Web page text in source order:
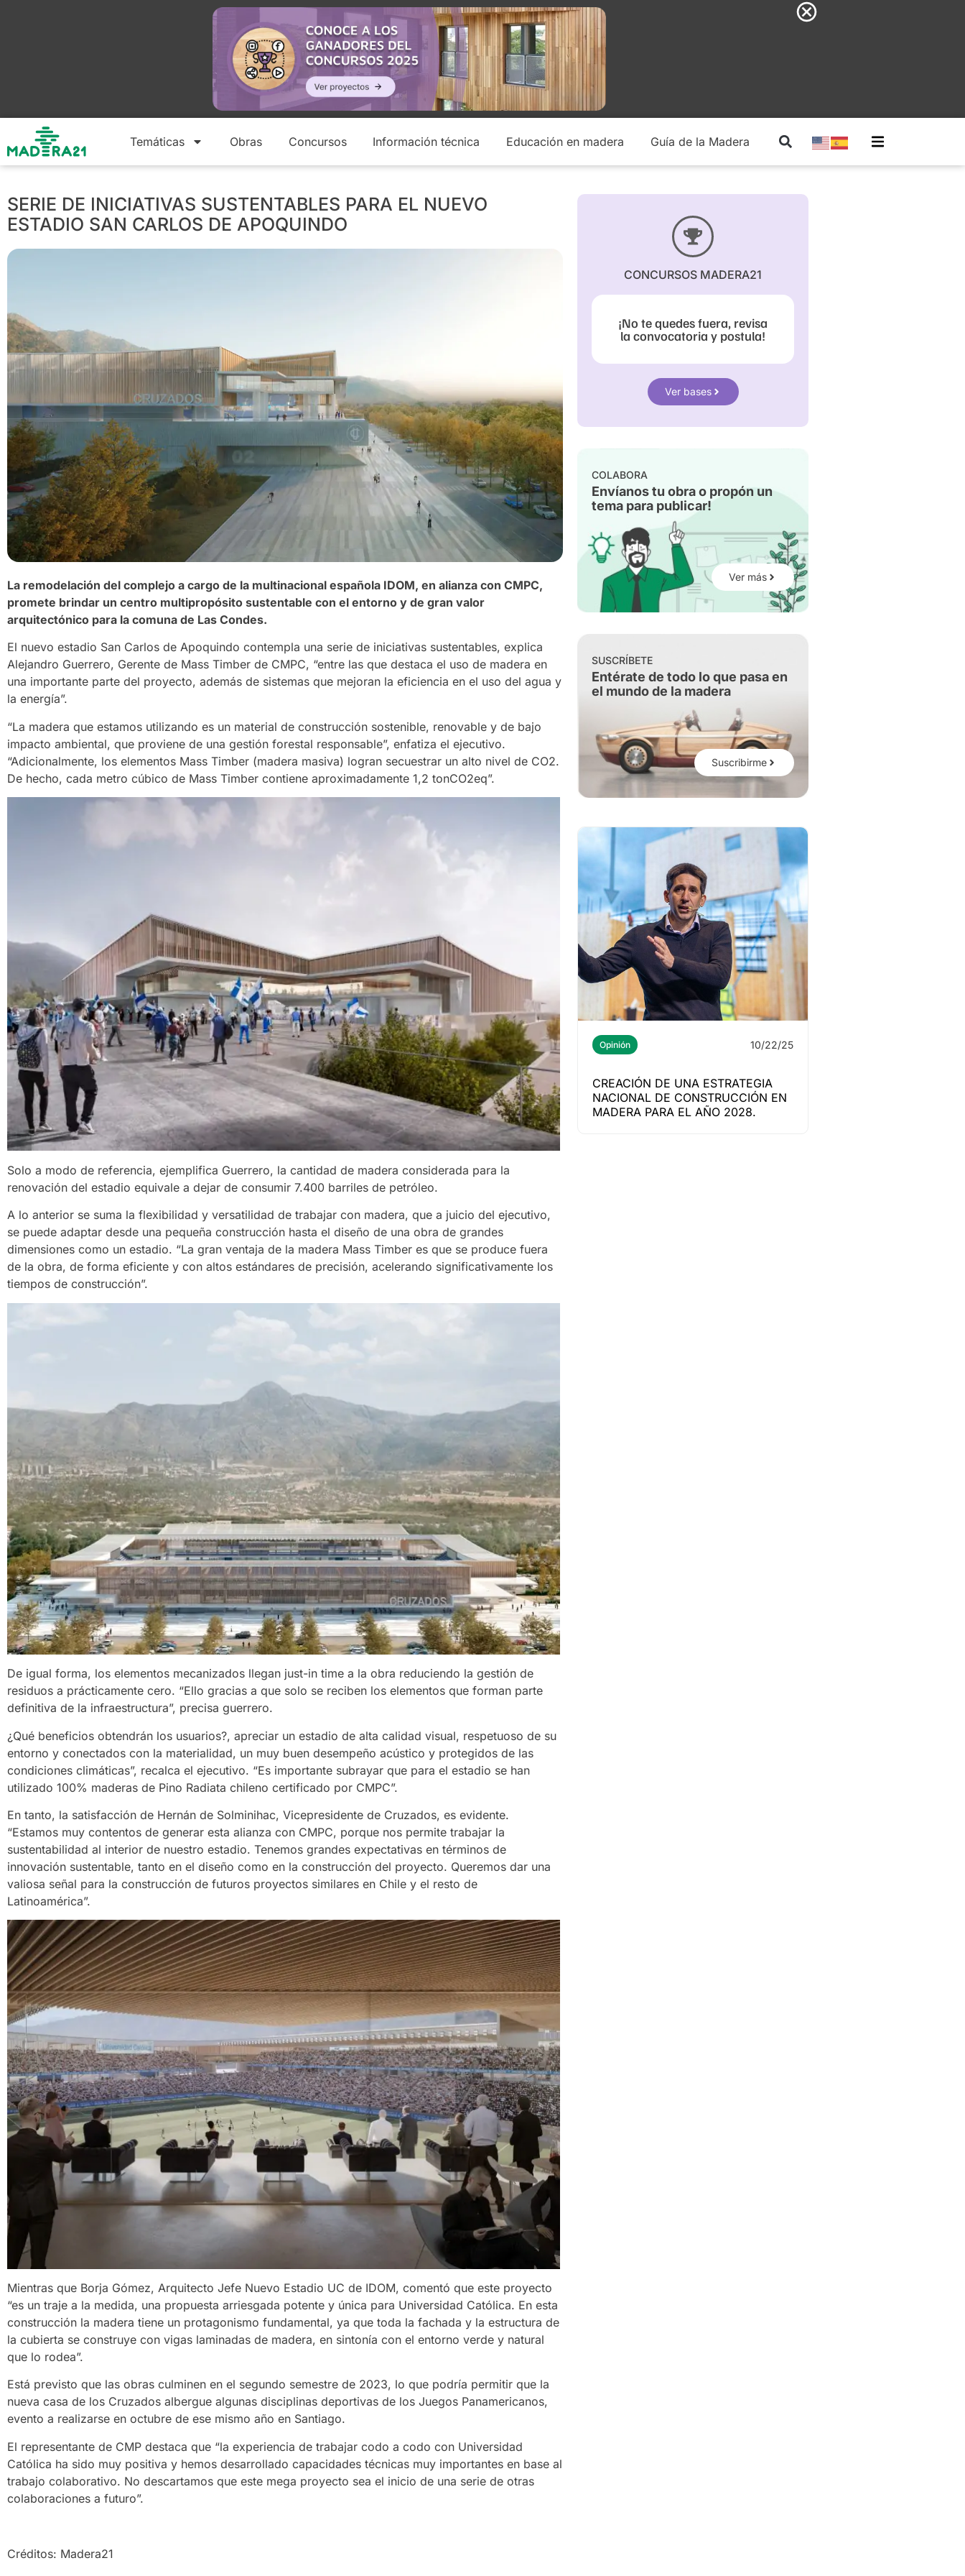
Temáticas Obras Concursos Información técnica Educación en madera Guía de la Madera
SERIE DE INICIATIVAS SUSTENTABLES PARA EL NUEVO
ESTADIO SAN CARLOS DE APOQUINDO
La remodelación del complejo a cargo de la multinacional española IDOM, en alianza con CMPC,
promete brindar un centro multipropósito sustentable con el entorno y de gran valor
arquitectónico para la comuna de Las Condes.
El nuevo estadio San Carlos de Apoquindo contempla una serie de iniciativas sustentables, explica
Alejandro Guerrero, Gerente de Mass Timber de CMPC, “entre las que destaca el uso de madera en
una importante parte del proyecto, además de sistemas que mejoran la eficiencia en el uso del agua y
la energía”.
“La madera que estamos utilizando es un material de construcción sostenible, renovable y de bajo
impacto ambiental, que proviene de una gestión forestal responsable”, enfatiza el ejecutivo.
“Adicionalmente, los elementos Mass Timber (madera masiva) logran secuestrar un alto nivel de CO2.
De hecho, cada metro cúbico de Mass Timber contiene aproximadamente 1,2 tonCO2eq”.
Solo a modo de referencia, ejemplifica Guerrero, la cantidad de madera considerada para la
renovación del estadio equivale a dejar de consumir 7.400 barriles de petróleo.
A lo anterior se suma la flexibilidad y versatilidad de trabajar con madera, que a juicio del ejecutivo,
se puede adaptar desde una pequeña construcción hasta el diseño de una obra de grandes
dimensiones como un estadio. “La gran ventaja de la madera Mass Timber es que se produce fuera
de la obra, de forma eficiente y con altos estándares de precisión, acelerando significativamente los
tiempos de construcción”.
De igual forma, los elementos mecanizados llegan just-in time a la obra reduciendo la gestión de
residuos a prácticamente cero. “Ello gracias a que solo se reciben los elementos que forman parte
definitiva de la infraestructura”, precisa guerrero.
¿Qué beneficios obtendrán los usuarios?, apreciar un estadio de alta calidad visual, respetuoso de su
entorno y conectados con la materialidad, un muy buen desempeño acústico y protegidos de las
condiciones climáticas”, recalca el ejecutivo. “Es importante subrayar que para el estadio se han
utilizado 100% maderas de Pino Radiata chileno certificado por CMPC”.
En tanto, la satisfacción de Hernán de Solminihac, Vicepresidente de Cruzados, es evidente.
“Estamos muy contentos de generar esta alianza con CMPC, porque nos permite trabajar la
sustentabilidad al interior de nuestro estadio. Tenemos grandes expectativas en términos de
innovación sustentable, tanto en el diseño como en la construcción del proyecto. Queremos dar una
valiosa señal para la construcción de futuros proyectos similares en Chile y el resto de
Latinoamérica”.
Mientras que Borja Gómez, Arquitecto Jefe Nuevo Estadio UC de IDOM, comentó que este proyecto
“es un traje a la medida, una propuesta arriesgada potente y única para Universidad Católica. En esta
construcción la madera tiene un protagonismo fundamental, ya que toda la fachada y la estructura de
la cubierta se construye con vigas laminadas de madera, en sintonía con el entorno verde y natural
que lo rodea”.
Está previsto que las obras culminen en el segundo semestre de 2023, lo que podría permitir que la
nueva casa de los Cruzados albergue algunas disciplinas deportivas de los Juegos Panamericanos,
evento a realizarse en octubre de ese mismo año en Santiago.
El representante de CMP destaca que “la experiencia de trabajar codo a codo con Universidad
Católica ha sido muy positiva y hemos desarrollado capacidades técnicas muy importantes en base al
trabajo colaborativo. No descartamos que este mega proyecto sea el inicio de una serie de otras
colaboraciones a futuro”.
Créditos: Madera21
CONCURSOS MADERA21
¡No te quedes fuera, revisa
la convocatoria y postula!
Ver bases
COLABORA
Envíanos tu obra o propón un
tema para publicar!
Ver más
SUSCRÍBETE
Entérate de todo lo que pasa en
el mundo de la madera
Suscribirme
Opinión 10/22/25
CREACIÓN DE UNA ESTRATEGIA
NACIONAL DE CONSTRUCCIÓN EN
MADERA PARA EL AÑO 2028.